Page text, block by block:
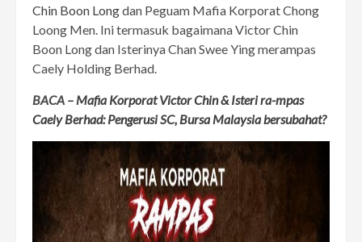
Chin Boon Longdan Peguam Mafia Korporat Chong
Loong Men. Ini termasuk bagaimana Victor Chin
Boon Long dan Isterinya Chan Swee Ying merampas
Caely Holding Berhad.
BACA – Mafia Korporat Victor Chin & Isteri ra-mpas
Caely Berhad: Pengerusi SC, Bursa Malaysia bersubahat?